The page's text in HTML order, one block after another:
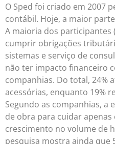
O Sped foi criado em 2007
contábil. Hoje, a maior
A maioria dos participantes
cumprir obrigações
sistemas e serviço de
não ter impacto financeiro
companhias. Do total, 24%
acessórias, enquanto 19%
Segundo as companhias, a
de obra para cuidar
crescimento no volume de
pesquisa mostra ainda que